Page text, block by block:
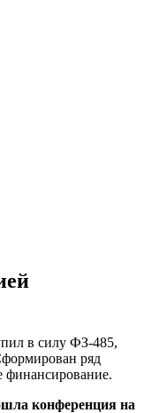
в силу ФЗ-485,
ряд
финансирование.
конференция на